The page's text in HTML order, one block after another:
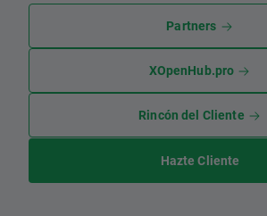
Partners
XOpenHub.pro
Rincón del Cliente
Hazte Cliente